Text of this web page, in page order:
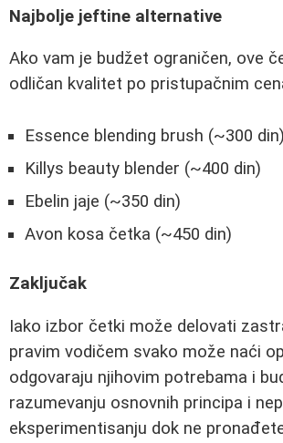
Najbolje jeftine alternative
Ako vam je budžet ograničen, ove
odličan kvalitet po pristupačnim
Essence blending brush (~300 din)
Killys beauty blender (~400 din)
Ebelin jaje (~350 din)
Avon kosa četka (~450 din)
Zaključak
Iako izbor četki može delovati
pravim vodičem svako može naći
odgovaraju njihovim potrebama i
razumevanju osnovnih principa i
eksperimentisanju dok ne